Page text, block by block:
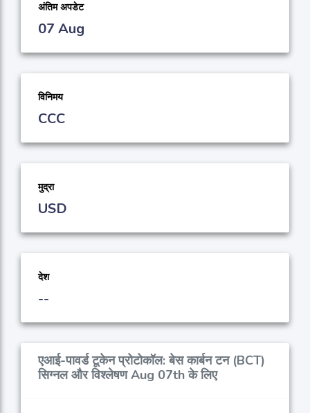
अंतिम अपडेट
07 Aug
विनिमय
CCC
मुद्रा
USD
देश
--
एआई-पावर्ड टूकेन प्रोटोकॉल: बेस कार्बन टन (BCT)
सिग्नल और विश्लेषण Aug 07th के लिए